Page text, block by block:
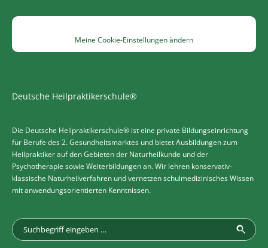
Meine Cookie-Einstellungen ändern
Deutsche Heilpraktikerschule®
Die Deutsche Heilpraktikerschule® ist eine private Bildungseinrichtung
für Berufe des 2. Gesundheitsmarktes und bietet Ausbildungen zum
Heilpraktiker auf den Gebieten der Naturheilkunde und der
Psychotherapie sowie Weiterbildungen an. Wir lehren konservativ-
klassische Naturheilverfahren und vernetzen schulmedizinisches Wissen
mit anwendungsorientierten Kenntnissen.